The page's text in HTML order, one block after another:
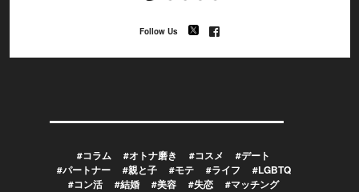
Follow Us
#コラム #オトナ磨き #コスメ
#デート
#パートナー
#親と子 #モテ #ライフ
#LGBTQ
#コン活
#結婚 #美容 #失恋
#マッチング